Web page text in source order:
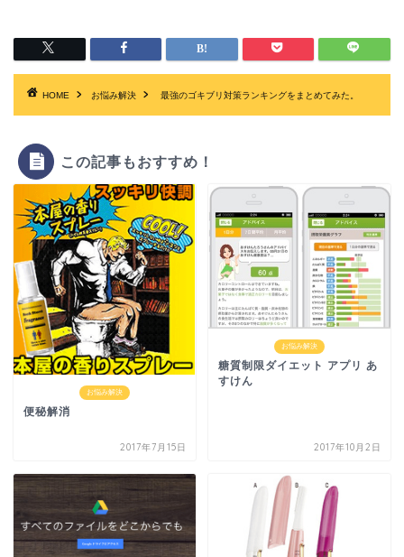
HOME お悩み解決 最強のゴキブリ対策ランキングをまとめてみた。
この記事もおすすめ！
お悩み解決
便秘解消
2017年7月15日
お悩み解決
糖質制限ダイエット アプリ あ
すけん
2017年10月2日